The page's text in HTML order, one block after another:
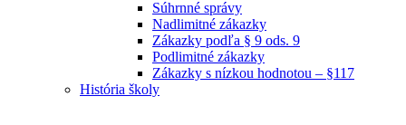
Súhrnné správy
Nadlimitné zákazky
Zákazky podľa § 9 ods. 9
Podlimitné zákazky
Zákazky s nízkou hodnotou – §117
História školy